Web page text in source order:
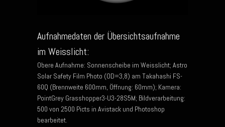
Aufnahmedaten der Übersichtsaufnahme
im Weisslicht:
Obere Aufnahme: Sonnenscheibe im Weisslicht; Astro
Solar Safety Film Photo (OD=3,8) am Takahashi FS-
60Q (Brennweite 600mm, Öffnung: 60mm); Kamera:
PointGrey Grasshopper3-U3-28S5M; Bildverarbeitung:
500 von 2500 Picts in Avistack und Photoshop
bearbeitet.